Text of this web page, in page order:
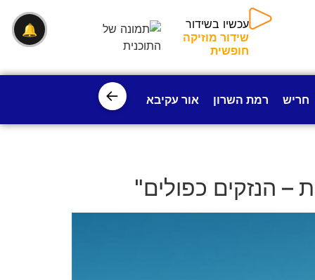
עכשיו בשידור
שידור מוזיקה חופשית
חריש רמת השרון אור עקיבא פרדס חנה
←
הנזקים כפולים"
🔔